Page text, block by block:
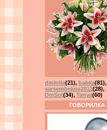
dmitriia(21), babka(81),
sarsembekov2012(28),
DmSnt(34), Tanya(60)
ГОВОРИЛКА